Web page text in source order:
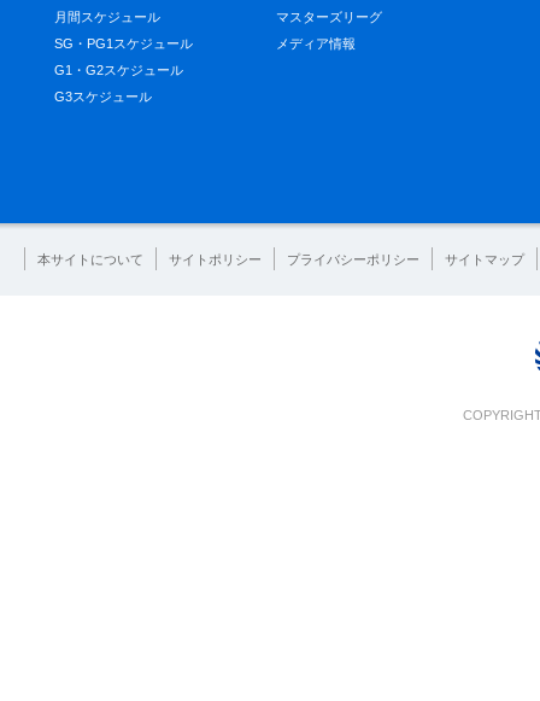
月間スケジュール
SG・PG1スケジュール
G1・G2スケジュール
G3スケジュール
マスターズリーグ
メディア情報
本サイトについて サイトポリシー プライバシーポリシー サイトマップ